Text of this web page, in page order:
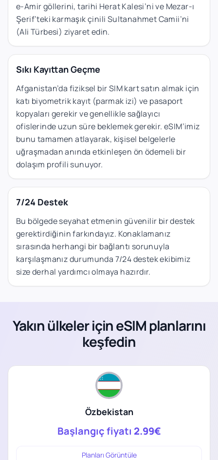
e-Amir göllerini, tarihi Herat Kalesi’ni ve Mezar-ı
Şerif’teki karmaşık çinili Sultanahmet Camii’ni
(Ali Türbesi) ziyaret edin.
Sıkı Kayıttan Geçme
Afganistan’da fiziksel bir SIM kart satın almak için
katı biyometrik kayıt (parmak izi) ve pasaport
kopyaları gerekir ve genellikle sağlayıcı
ofislerinde uzun süre beklemek gerekir. eSIM’imiz
bunu tamamen atlayarak, kişisel belgelerle
uğraşmadan anında etkinleşen ön ödemeli bir
dolaşım profili sunuyor.
7/24 Destek
Bu bölgede seyahat etmenin güvenilir bir destek
gerektirdiğinin farkındayız. Konaklamanız
sırasında herhangi bir bağlantı sorunuyla
karşılaşmanız durumunda 7/24 destek ekibimiz
size derhal yardımcı olmaya hazırdır.
Yakın ülkeler için eSIM planlarını
keşfedin
Özbekistan
Başlangıç fiyatı 2.99€
Planları Görüntüle